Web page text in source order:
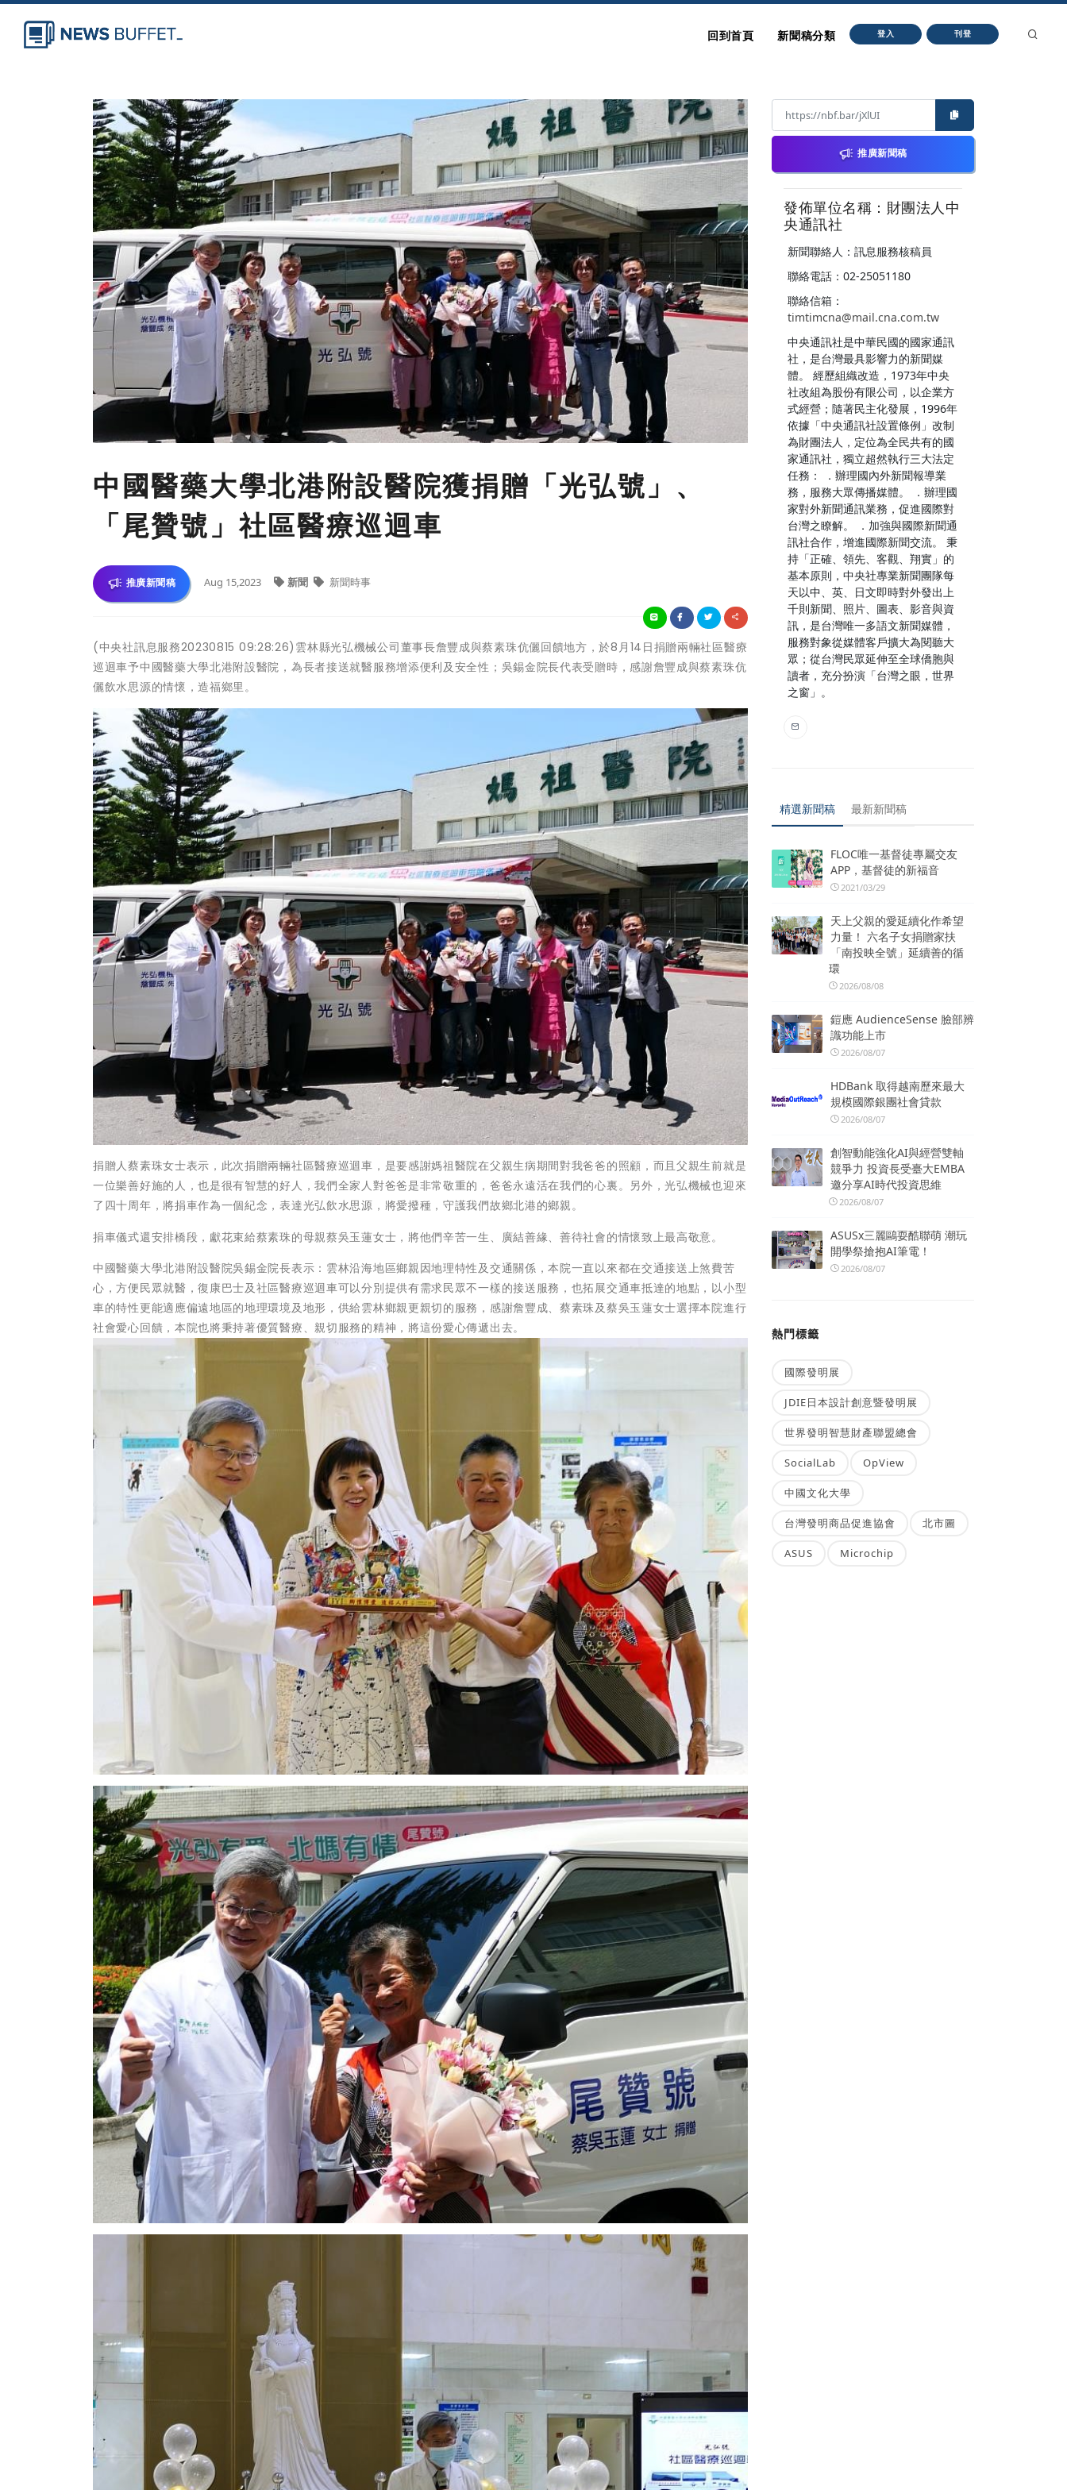
回到首頁 新聞稿分類 登入 刊登
中國醫藥大學北港附設醫院獲捐贈「光弘號」、
「尾贊號」社區醫療巡迴車
推廣新聞稿 Aug 15,2023 新聞 新聞時事
(中央社訊息服務20230815 09:28:26)雲林縣光弘機械公司董事長詹豐成與蔡素珠伉儷回饋地方，於8月14日捐贈兩輛社區醫療
巡迴車予中國醫藥大學北港附設醫院，為長者接送就醫服務增添便利及安全性；吳錫金院長代表受贈時，感謝詹豐成與蔡素珠伉
儷飲水思源的情懷，造福鄉里。
捐贈人蔡素珠女士表示，此次捐贈兩輛社區醫療巡迴車，是要感謝媽祖醫院在父親生病期間對我爸爸的照顧，而且父親生前就是
一位樂善好施的人，也是很有智慧的好人，我們全家人對爸爸是非常敬重的，爸爸永遠活在我們的心裏。另外，光弘機械也迎來
了四十周年，將捐車作為一個紀念，表達光弘飲水思源，將愛撥種，守護我們故鄉北港的鄉親。
捐車儀式還安排橋段，獻花束給蔡素珠的母親蔡吳玉蓮女士，將他們辛苦一生、廣結善緣、善待社會的情懷致上最高敬意。
中國醫藥大學北港附設醫院吳錫金院長表示：雲林沿海地區鄉親因地理特性及交通關係，本院一直以來都在交通接送上煞費苦
心，方便民眾就醫，復康巴士及社區醫療巡迴車可以分別提供有需求民眾不一樣的接送服務，也拓展交通車抵達的地點，以小型
車的特性更能適應偏遠地區的地理環境及地形，供給雲林鄉親更親切的服務，感謝詹豐成、蔡素珠及蔡吳玉蓮女士選擇本院進行
社會愛心回饋，本院也將秉持著優質醫療、親切服務的精神，將這份愛心傳遞出去。
推廣新聞稿
發佈單位名稱：財團法人中
央通訊社
新聞聯絡人：訊息服務核稿員
聯絡電話：02-25051180
聯絡信箱：
timtimcna@mail.cna.com.tw
中央通訊社是中華民國的國家通訊
社，是台灣最具影響力的新聞媒
體。 經歷組織改造，1973年中央
社改組為股份有限公司，以企業方
式經營；隨著民主化發展，1996年
依據「中央通訊社設置條例」改制
為財團法人，定位為全民共有的國
家通訊社，獨立超然執行三大法定
任務： ．辦理國內外新聞報導業
務，服務大眾傳播媒體。 ．辦理國
家對外新聞通訊業務，促進國際對
台灣之瞭解。 ．加強與國際新聞通
訊社合作，增進國際新聞交流。 秉
持「正確、領先、客觀、翔實」的
基本原則，中央社專業新聞團隊每
天以中、英、日文即時對外發出上
千則新聞、照片、圖表、影音與資
訊，是台灣唯一多語文新聞媒體，
服務對象從媒體客戶擴大為閱聽大
眾；從台灣民眾延伸至全球僑胞與
讀者，充分扮演「台灣之眼，世界
之窗」。
精選新聞稿 最新新聞稿
FLOC唯一基督徒專屬交友
APP，基督徒的新福音
2021/03/29
天上父親的愛延續化作希望
力量！ 六名子女捐贈家扶
「南投映全號」延續善的循
環
2026/08/08
鎧應 AudienceSense 臉部辨
識功能上市
2026/08/07
HDBank 取得越南歷來最大
規模國際銀團社會貸款
2026/08/07
創智動能強化AI與經營雙軸
競爭力 投資長受臺大EMBA
邀分享AI時代投資思維
2026/08/07
ASUSx三麗鷗耍酷聯萌 潮玩
開學祭搶抱AI筆電！
2026/08/07
熱門標籤
國際發明展
JDIE日本設計創意暨發明展
世界發明智慧財產聯盟總會
SocialLab OpView
中國文化大學
台灣發明商品促進協會 北市圖
ASUS Microchip